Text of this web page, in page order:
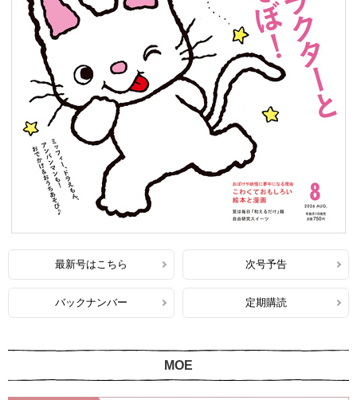
最新号はこちら 次号予告
バックナンバー 定期購読
MOE